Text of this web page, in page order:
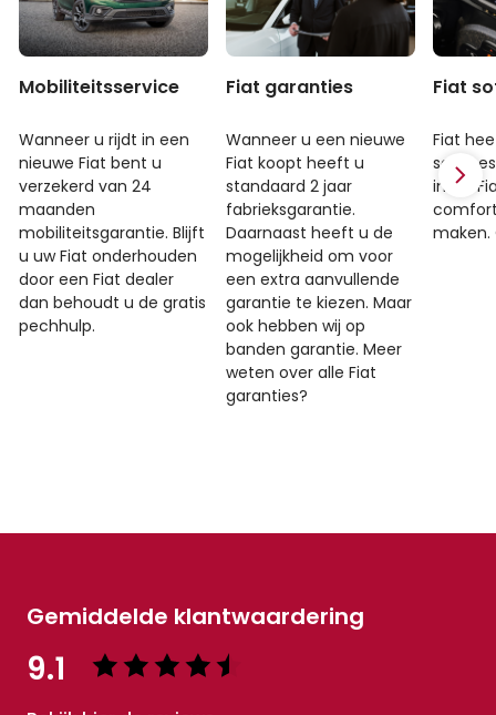
Mobiliteitsservice
Wanneer u rijdt in een
nieuwe Fiat bent u
verzekerd van 24
maanden
mobiliteitsgarantie. Blijft
u uw Fiat onderhouden
door een Fiat dealer
dan behoudt u de gratis
pechhulp.
Fiat garanties
Wanneer u een nieuwe
Fiat koopt heeft u
standaard 2 jaar
fabrieksgarantie.
Daarnaast heeft u de
mogelijkheid om voor
een extra aanvullende
garantie te kiezen. Maar
ook hebben wij op
banden garantie. Meer
weten over alle Fiat
garanties?
Fiat
Fiat
in uw
maken.
Gemiddelde klantwaardering
9.1